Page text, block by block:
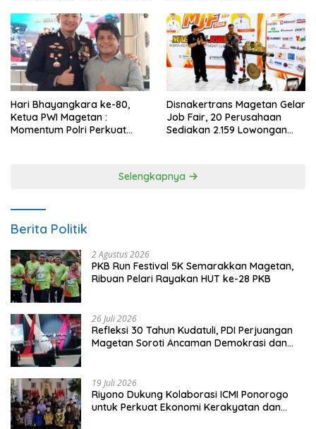
Hari Bhayangkara ke-80,
Ketua PWI Magetan :
Momentum Polri Perkuat
Disnakertrans Magetan Gelar
Job Fair, 20 Perusahaan
Sediakan 2.159 Lowongan
Selengkapnya
Berita Politik
2 Agustus 2026
PKB Run Festival 5K Semarakkan Magetan,
Ribuan Pelari Rayakan HUT ke-28 PKB
26 Juli 2026
Refleksi 30 Tahun Kudatuli, PDI Perjuangan
Magetan Soroti Ancaman Demokrasi dan
19 Juli 2026
Riyono Dukung Kolaborasi ICMI Ponorogo
untuk Perkuat Ekonomi Kerakyatan dan